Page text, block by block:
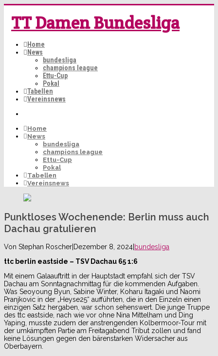
TT Damen Bundesliga
Home
News
bundesliga
champions league
Ettu-Cup
Pokal
Tabellen
Vereinsnews
Home
News
bundesliga
champions league
Ettu-Cup
Pokal
Tabellen
Vereinsnews
Punktloses Wochenende: Berlin muss auch
Dachau gratulieren
Von Stephan Roscher|Dezember 8, 2024|bundesliga
ttc berlin eastside – TSV Dachau 65 1:6
Mit einem Galaauftritt in der Hauptstadt empfahl sich der TSV
Dachau am Sonntagnachmittag für die kommenden Aufgaben.
Was Seoyoung Byun, Sabine Winter, Koharu Itagaki und Naomi
Pranjkovic in der „Heyse25“ aufführten, die in den Einzeln einen
einzigen Satz hergaben, war schon sehenswert. Die junge Truppe
des ttc eastside, nach wie vor ohne Nina Mittelham und Ding
Yaping, musste zudem der anstrengenden Kolbermoor-Tour mit
der umkämpften Partie am Freitagabend Tribut zollen und fand
keine Lösungen gegen den bärenstarken Widersacher aus
Oberbayern.